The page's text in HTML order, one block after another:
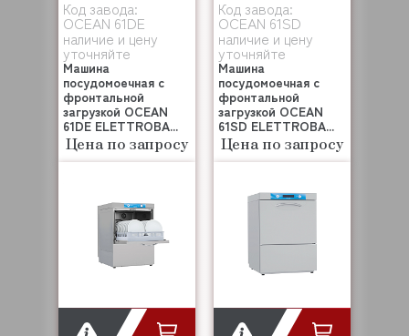
Код завода:
OCEAN 61DE
наличие и цену
уточняйте
Машина
посудомоечная с
фронтальной
загрузкой OCEAN
61DE ELETTROBA...
Цена по запросу
Код завода:
OCEAN 61SD
наличие и цену
уточняйте
Машина
посудомоечная с
фронтальной
загрузкой OCEAN
61SD ELETTROBA...
Цена по запросу